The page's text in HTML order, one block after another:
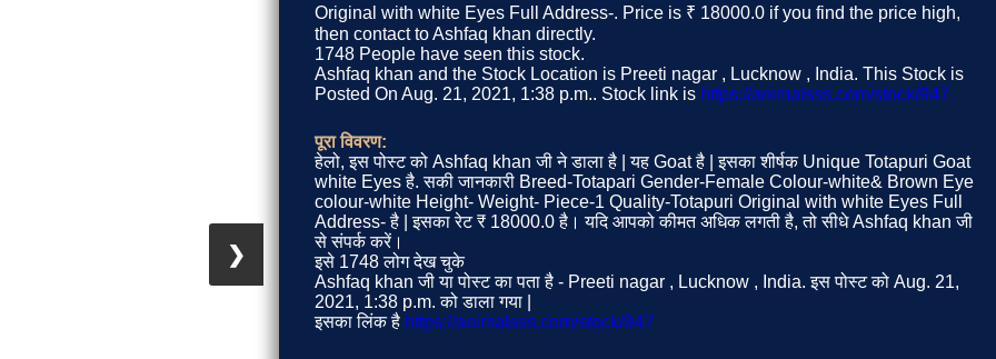
❯
Original with white Eyes Full Address-. Price is ₹ 18000.0 if you find the price high,
then contact to Ashfaq khan directly.
1748 People have seen this stock.
Ashfaq khan and the Stock Location is Preeti nagar , Lucknow , India. This Stock is
Posted On Aug. 21, 2021, 1:38 p.m.. Stock link is https://animalsss.com/stock/947
पूरा विवरण:
हेलो, इस पोस्ट को Ashfaq khan जी ने डाला है | यह Goat है | इसका शीर्षक Unique Totapuri Goat
white Eyes है. सकी जानकारी Breed-Totapari Gender-Female Colour-white& Brown Eye
colour-white Height- Weight- Piece-1 Quality-Totapuri Original with white Eyes Full
Address- है | इसका रेट ₹ 18000.0 है। यदि आपको कीमत अधिक लगती है, तो सीधे Ashfaq khan जी
से संपर्क करें।
इसे 1748 लोग देख चुके
Ashfaq khan जी या पोस्ट का पता है - Preeti nagar , Lucknow , India. इस पोस्ट को Aug. 21,
2021, 1:38 p.m. को डाला गया |
इसका लिंक है https://animalsss.com/stock/947